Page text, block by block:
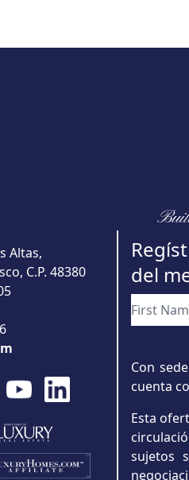
Altas,
C.P. 48380
del
Con
cuenta
Esta
sujetos